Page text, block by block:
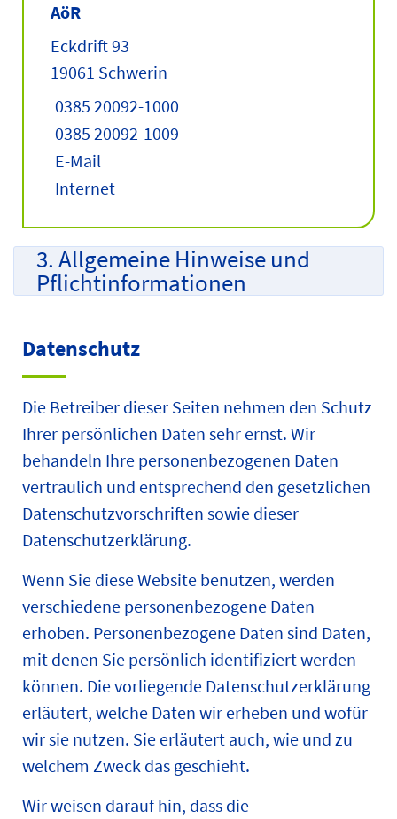
AöR
Eckdrift 93
19061 Schwerin
0385 20092-1000
0385 20092-1009
E-Mail
Internet
3. Allgemeine Hinweise und
Pflicht­informationen
Datenschutz
Die Betreiber dieser Seiten nehmen den Schutz
Ihrer persönlichen Daten sehr ernst. Wir
behandeln Ihre personenbezogenen Daten
vertraulich und entsprechend den gesetzlichen
Datenschutzvorschriften sowie dieser
Datenschutzerklärung.
Wenn Sie diese Website benutzen, werden
verschiedene personenbezogene Daten
erhoben. Personenbezogene Daten sind Daten,
mit denen Sie persönlich identifiziert werden
können. Die vorliegende Datenschutzerklärung
erläutert, welche Daten wir erheben und wofür
wir sie nutzen. Sie erläutert auch, wie und zu
welchem Zweck das geschieht.
Wir weisen darauf hin, dass die